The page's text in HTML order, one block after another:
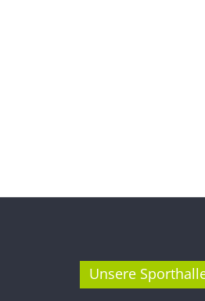
Unsere